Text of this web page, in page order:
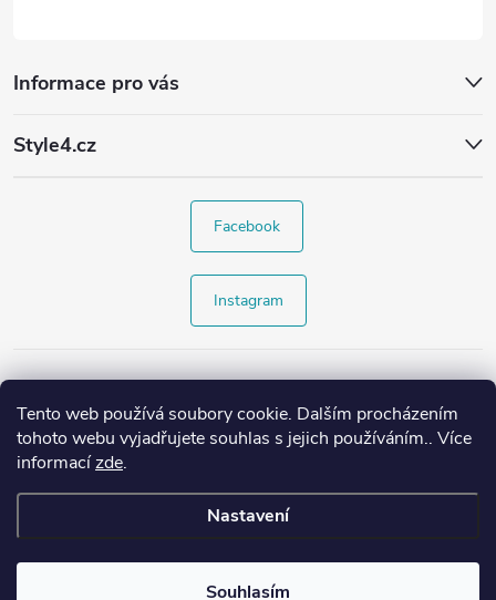
Tento web používá soubory cookie. Dalším procházením
tohoto webu vyjadřujete souhlas s jejich používáním.. Více
informacízde.
Nastavení
Souhlasím
Informace pro vás
Style4.cz
Facebook
Instagram
Copyright 2026Style4.cz. Všechna práva vyhrazena.